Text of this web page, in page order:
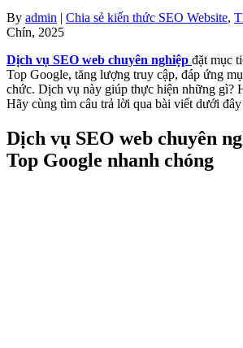
By admin | Chia sẻ kiến thức SEO Website,
Chín, 2025
Dịch vụ SEO web chuyên nghiệp đặt mục
Top Google, tăng lượng truy cập, đáp ứng
chức. Dịch vụ này giúp thực hiện những gì?
Hãy cùng tìm câu trả lời qua bài viết dưới
Dịch vụ SEO web chuyên
Top Google nhanh chóng